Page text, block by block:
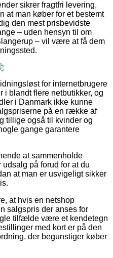
sikrer fragtfri levering,
at man køber for et bestemt
den mest prisbevidste
– uden hensyn til om
– vil være at få dem
for internetbrugere
i blandt flere netbutikker, og
i Danmark ikke kunne
på en række af
tillige også til kvinder og
gange garantere
at sammenholde
på forud for at du
at man er usvigeligt sikker
at hvis en netshop
salgspris der anses for
tilfælde være et kendetegn
med kort er på den
der begunstiger køber